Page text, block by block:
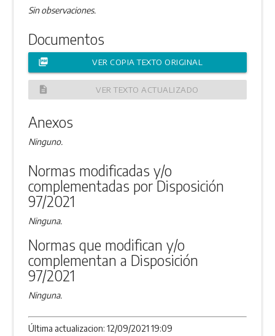
Sin observaciones.
Documentos
picture_as_pdf VER COPIA TEXTO ORIGINAL
description VER TEXTO ACTUALIZADO
Anexos
Ninguno.
Normas modificadas y/o
complementadas por Disposición
97/2021
Ninguna.
Normas que modifican y/o
complementan a Disposición
97/2021
Ninguna.
Última actualizacion: 12/09/2021 19:09